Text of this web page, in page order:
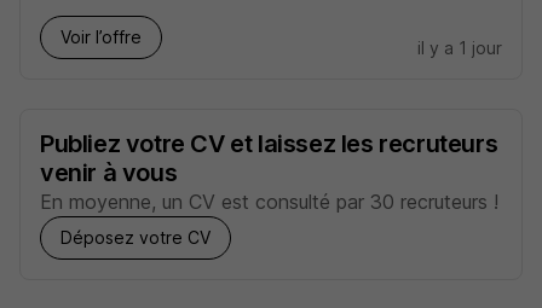
Voir l’offre
il y a 1 jour
Publiez votre CV et laissez les recruteurs
venir à vous
En moyenne, un CV est consulté par 30 recruteurs !
Déposez votre CV